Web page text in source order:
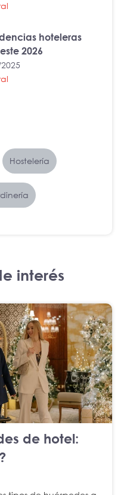
hoteleras
2026
Hostelería
interés
de hotel: